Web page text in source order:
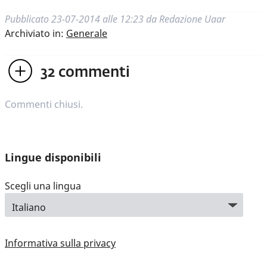
Pubblicato 23-07-2014 alle 12:23 da Redazione Uaar
Archiviato in: Generale
32 commenti
Commenti chiusi.
Lingue disponibili
Scegli una lingua
Informativa sulla privacy